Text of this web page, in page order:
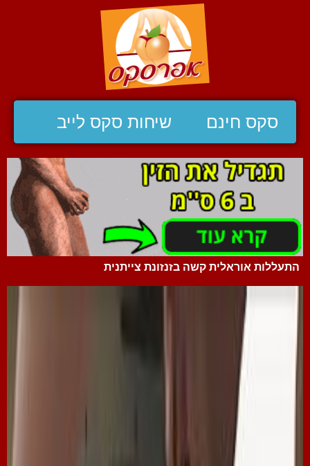
סקס חינם שיחות סקס לייב
התעללות אוראלית קשה בזנזונת צייתנית